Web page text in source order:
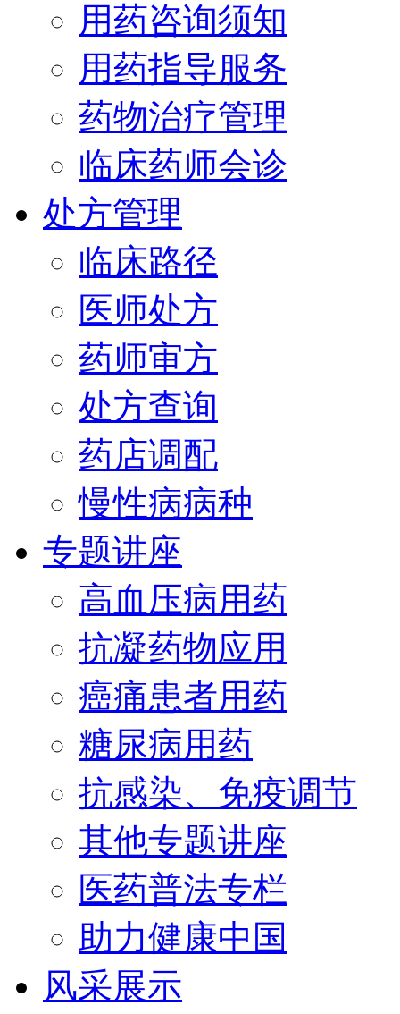
用药咨询须知
用药指导服务
药物治疗管理
临床药师会诊
处方管理
临床路径
医师处方
药师审方
处方查询
药店调配
慢性病病种
专题讲座
高血压病用药
抗凝药物应用
癌痛患者用药
糖尿病用药
抗感染、免疫调节
其他专题讲座
医药普法专栏
助力健康中国
风采展示